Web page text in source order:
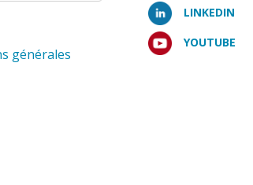
générales
LINKEDIN
YOUTUBE